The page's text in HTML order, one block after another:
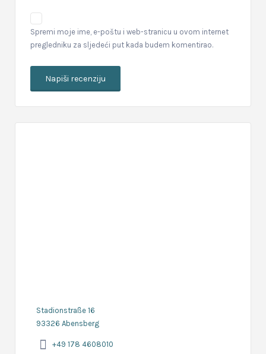
Spremi moje ime, e-poštu i web-stranicu u ovom internet
pregledniku za sljedeći put kada budem komentirao.
Stadionstraße 16
93326 Abensberg
+49 178 4608010